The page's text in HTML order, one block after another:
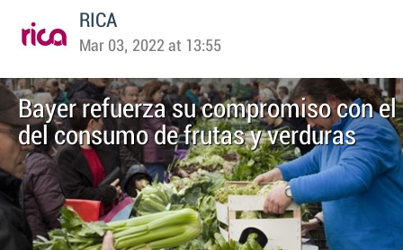
RICA
Mar 03, 2022 at 13:55
Bayer refuerza su compromiso con
del consumo de frutas y verduras